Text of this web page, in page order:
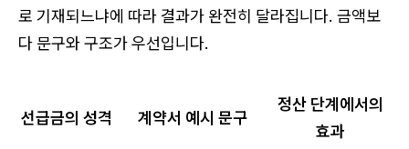
로 기재되느냐에 따라 결과가 완전히 달라집니다. 금액보
다 문구와 구조가 우선입니다.
선급금의 성격 계약서 예시 문구
정산 단계에서의
효과